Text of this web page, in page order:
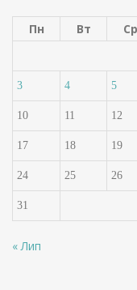
Пн
Вт Ср
3 4 5
10 11 12
17 18 19
24 25 26
31
« Лип